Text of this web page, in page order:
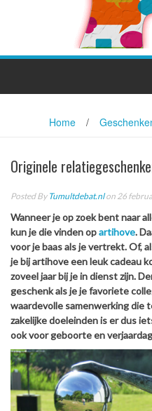
Home /
Originele
Posted By Tumultdebat.nlon 26
Wanneer je op zoek bent naar
kun je die vinden opartihove.
voor je baas als je vertrekt. Of,
je bij artihove een leuk cadeau
zoveel jaar bij je in dienst zijn.
geschenk als je je favoriete
waardevolle samenwerking die
zakelijke doeleinden is er dus
ook voor geboorte en